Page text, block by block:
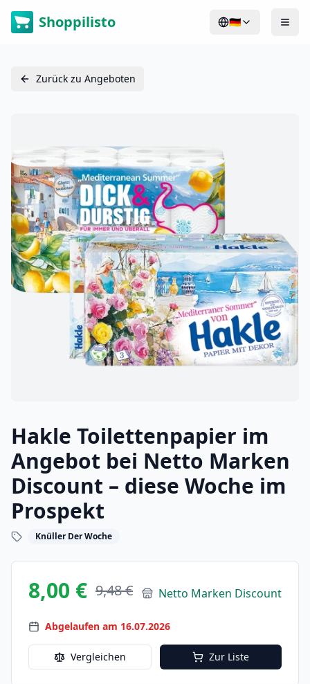
Shoppilisto 🇩🇪
Zurück zu Angeboten
Hakle Toilettenpapier im
Angebot bei Netto Marken
Discount – diese Woche im
Prospekt
Knüller Der Woche
8,00 € 9,48 € Netto Marken Discount
Abgelaufen am 16.07.2026
Vergleichen Zur Liste